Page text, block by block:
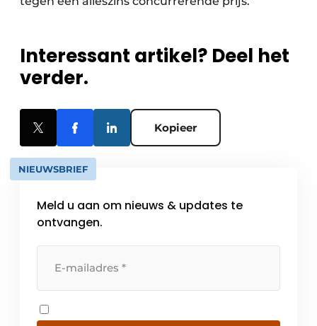
Interessant artikel? Deel het
verder.
Kopieer
NIEUWSBRIEF
Meld u aan om nieuws & updates te
ontvangen.